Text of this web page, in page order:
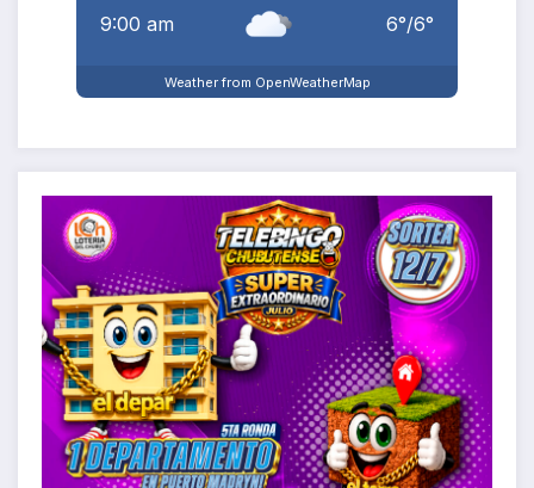
9:00 am 6°/6°
Weather from OpenWeatherMap